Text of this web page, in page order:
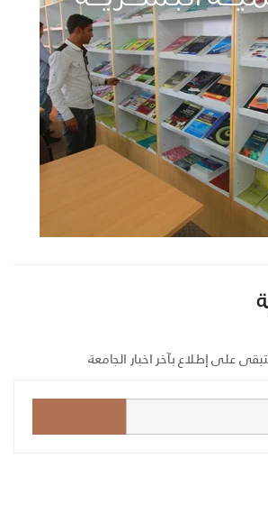
على إطلاع بآخر اخبار الجامعة